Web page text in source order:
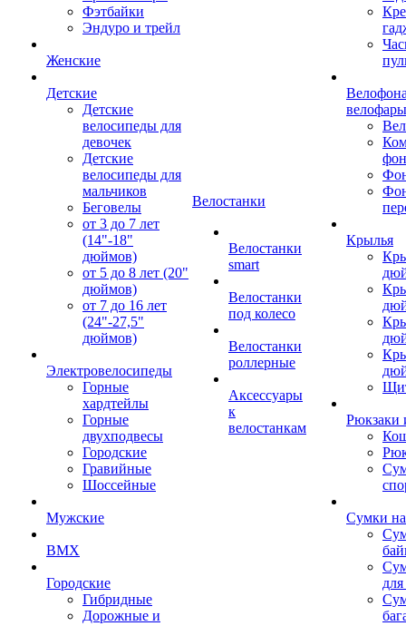
Фэтбайки
Эндуро и трейл
Женские
Детские
Детские
велосипеды для
девочек
Детские
велосипеды для
мальчиков
Беговелы
от 3 до 7 лет
(14"-18"
дюймов)
от 5 до 8 лет (20"
дюймов)
от 7 до 16 лет
(24"-27,5"
дюймов)
Электровелосипеды
Горные
хардтейлы
Горные
двухподвесы
Городские
Гравийные
Шоссейные
Мужские
BMX
Городские
Гибридные
Дорожные и
Велостанки
Велостанки
smart
Велостанки
под колесо
Велостанки
роллерные
Аксессуары
к
велостанкам
велофары
Крылья
Рюкзаки
Сумки